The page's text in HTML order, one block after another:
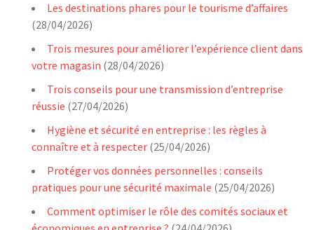
Les destinations phares pour le tourisme d’affaires
(28/04/2026)
Trois mesures pour améliorer l’expérience client dans
votre magasin (28/04/2026)
Trois conseils pour une transmission d’entreprise
réussie (27/04/2026)
Hygiène et sécurité en entreprise : les règles à
connaître et à respecter (25/04/2026)
Protéger vos données personnelles : conseils
pratiques pour une sécurité maximale (25/04/2026)
Comment optimiser le rôle des comités sociaux et